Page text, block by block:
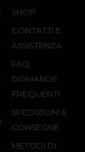
SHOP
CONTATTI E
ASSISTENZA
FAQ
DOMANDE
FREQUENTI
SPEDIZIONI E
CONSEGNE
METODI DI